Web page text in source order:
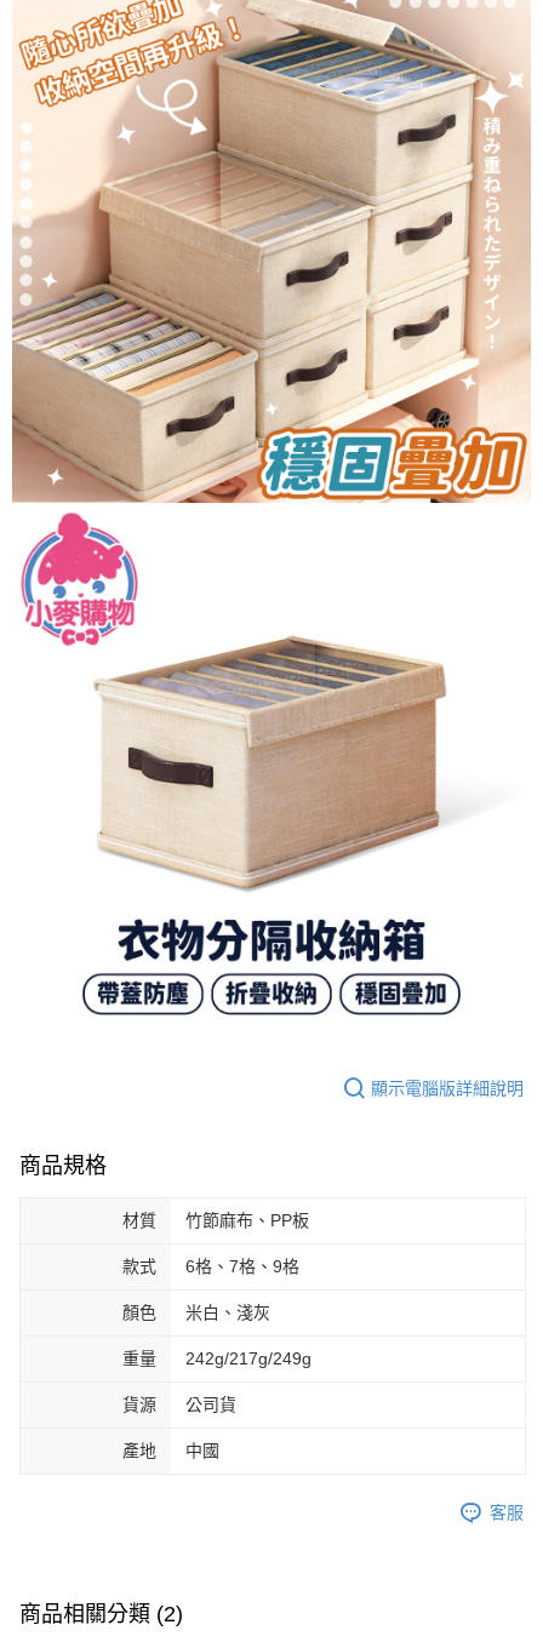
顯示電腦版詳細說明
商品規格
材質 竹節麻布、PP板
款式 6格、7格、9格
顏色 米白、淺灰
重量 242g/217g/249g
貨源 公司貨
產地 中國
客服
商品相關分類 (2)